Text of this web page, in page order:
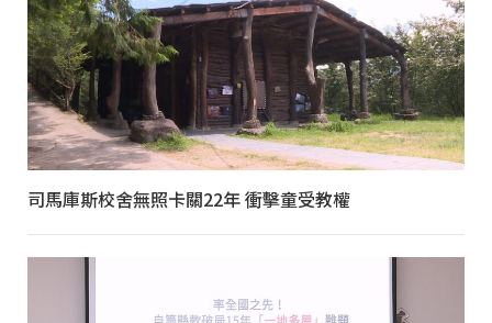
司馬庫斯校舍無照卡關22年 衝擊童受教權